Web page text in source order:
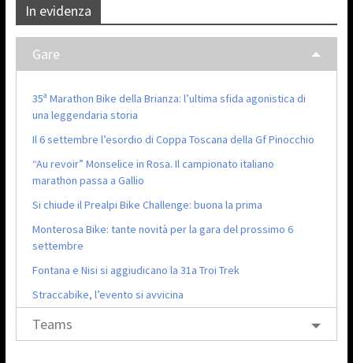
In evidenza
Gare
35ª Marathon Bike della Brianza: l’ultima sfida agonistica di
una leggendaria storia
Il 6 settembre l’esordio di Coppa Toscana della Gf Pinocchio
“Au revoir” Monselice in Rosa. Il campionato italiano
marathon passa a Gallio
Si chiude il Prealpi Bike Challenge: buona la prima
Monterosa Bike: tante novità per la gara del prossimo 6
settembre
Fontana e Nisi si aggiudicano la 31a Troi Trek
Straccabike, l’evento si avvicina
Teams